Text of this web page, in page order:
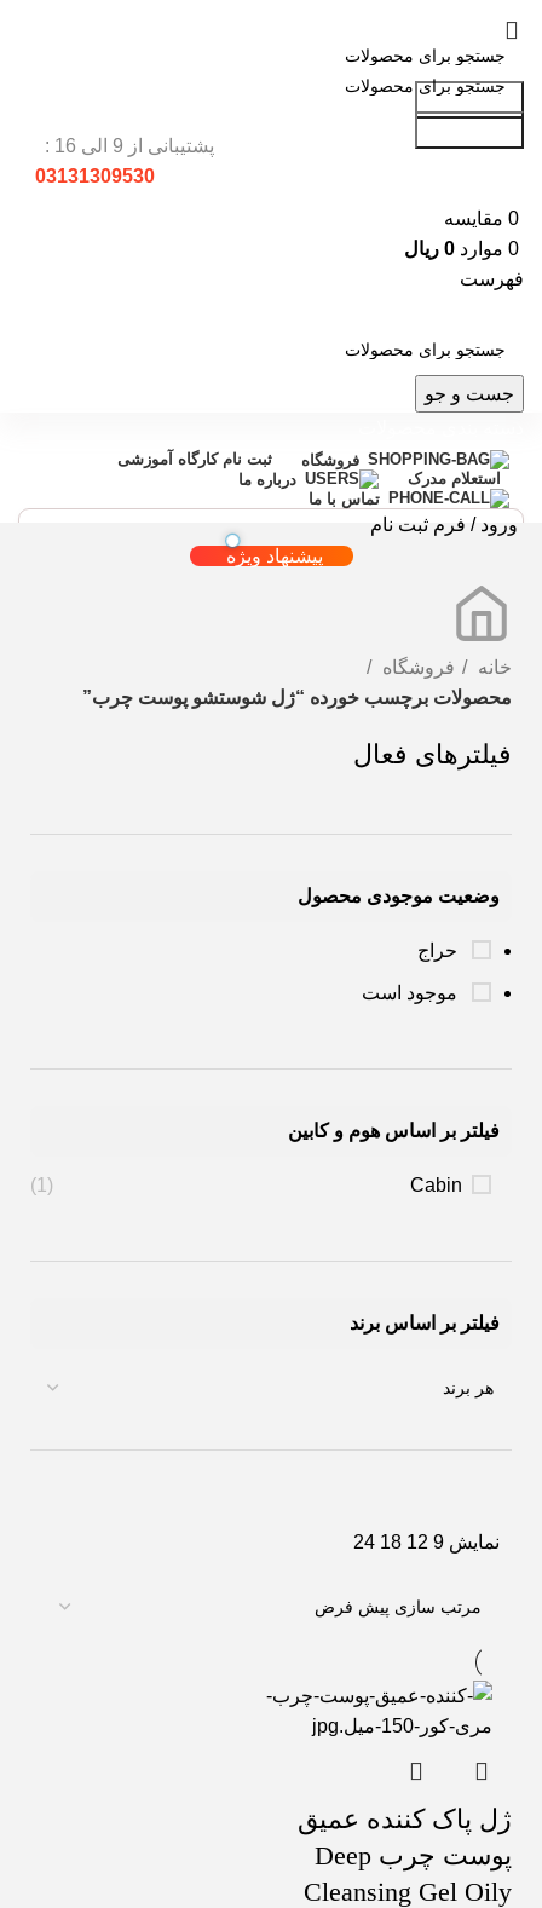
جست و جو
پشتیبانی از 9 الی 16 :
03131309530
0 مقایسه
0 موارد 0 ریال
فهرست
جست و جو
فروشگاه
ثبت نام کارگاه آموزشی
استعلام مدرک
درباره ما
تماس با ما
ورود / فرم ثبت نام
پیشنهاد ویژه
خانه
فروشگاه
محصولات برچسب خورده “ژل شوستشو پوست چرب”
فیلترهای فعال
وضعیت موجودی محصول
حراج
موجود است
فیلتر بر اساس هوم و کابین
Cabin
(1)
فیلتر بر اساس برند
نمایش 9
12
18
24
ژل پاک کننده عمیق
پوست چرب Deep
Cleansing Gel Oily